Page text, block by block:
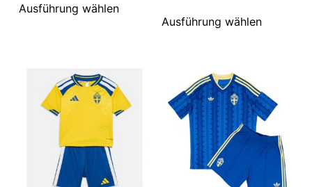
Ausführung wählen
Ausführung wählen